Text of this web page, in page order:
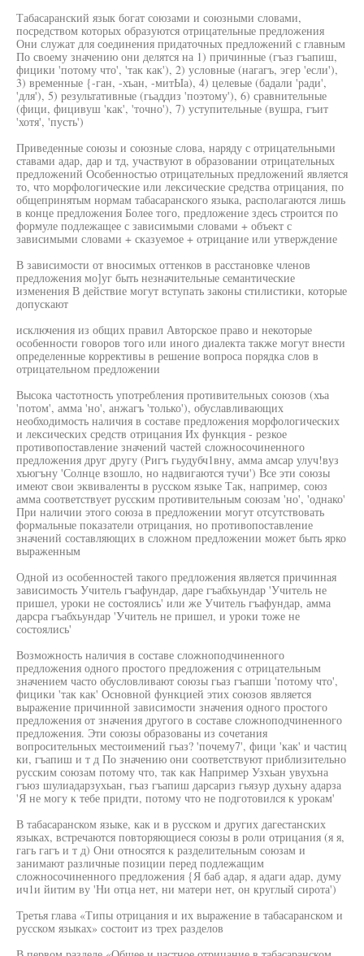
Табасаранский язык богат союзами и союзными словами,
посредством которых образуются отрицательные предложения
Они служат для соединения придаточных предложений с главным
По своему значению они делятся на 1) причинные (гъаз гъапиш,
фицики 'потому что', 'так как'), 2) условные (нагагъ, эгер 'если'),
3) временные {-ган, -хъан, -митЫа), 4) целевые (бадали 'ради',
'для'), 5) результативные (гьаддиз 'поэтому'), 6) сравнительные
(фици, фицивуш 'как', 'точно'), 7) уступительные (вушра, гъит
'хотя', 'пусть')
Приведенные союзы и союзные слова, наряду с отрицательными
ставами адар, дар и тд, участвуют в образовании отрицательных
предложений Особенностью отрицательных предложений является
то, что морфологические или лексические средства отрицания, по
общепринятым нормам табасаранского языка, располагаются лишь
в конце предложения Более того, предложение здесь строится по
формуле подлежащее с зависимыми словами + объект с
зависимыми словами + сказуемое + отрицание или утверждение
В зависимости от вносимых оттенков в расстановке членов
предложения мо]уг быть незначительные семантические
изменения В действие могут вступать законы стилистики, которые
допускают
исключения из общих правил Авторское право и некоторые
особенности говоров того или иного диалекта также могут внести
определенные коррективы в решение вопроса порядка слов в
отрицательном предложении
Высока частотность употребления противительных союзов (хъа
'потом', амма 'но', анжагъ 'только'), обуславливающих
необходимость наличия в составе предложения морфологических
и лексических средств отрицания Их функция - резкое
противопоставление значений частей сложносочиненного
предложения друг другу (Ригъ гьудубч1вну, амма амсар улуч!вуз
хъюгъну 'Солнце взошло, но надвигаются тучи') Все эти союзы
имеют свои эквиваленты в русском языке Так, например, союз
амма соответствует русским противительным союзам 'но', 'однако'
При наличии этого союза в предложении могут отсутствовать
формальные показатели отрицания, но противопоставление
значений составляющих в сложном предложении может быть ярко
выраженным
Одной из особенностей такого предложения является причинная
зависимость Учитель гъафундар, даре гъабхьундар 'Учитель не
пришел, уроки не состоялись' или же Учитель гъафундар, амма
дарсра гъабхьундар 'Учитель не пришел, и уроки тоже не
состоялись'
Возможность наличия в составе сложноподчиненного
предложения одного простого предложения с отрицательным
значением часто обусловливают союзы гьаз гъапши 'потому что',
фицики 'так как' Основной функцией этих союзов является
выражение причинной зависимости значения одного простого
предложения от значения другого в составе сложноподчиненного
предложения. Эти союзы образованы из сочетания
вопросительных местоимений гьаз? 'почему7', фици 'как' и частиц
ки, гъапиш и т д По значению они соответствуют приблизительно
русским союзам потому что, так как Например Узхьан увухъна
гъюз шулиадарзухьан, гьаз гъапиш дарсариз гьязур духьну адарза
'Я не могу к тебе придти, потому что не подготовился к урокам'
В табасаранском языке, как и в русском и других дагестанских
языках, встречаются повторяющиеся союзы в роли отрицания (я я,
гагь гагъ и т д) Они относятся к разделительным союзам и
занимают различные позиции перед подлежащим
сложносочиненного предложения {Я баб адар, я адаги адар, думу
ич1и йитим ву 'Ни отца нет, ни матери нет, он круглый сирота')
Третья глава «Типы отрицания и их выражение в табасаранском и
русском языках» состоит из трех разделов